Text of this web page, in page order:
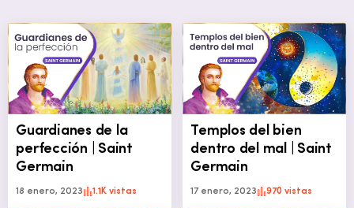
Guardianes de la
perfección | Saint
Germain
18 enero, 2023 1.1K vistas
Templos del bien
dentro del mal | Saint
Germain
17 enero, 2023 970 vistas